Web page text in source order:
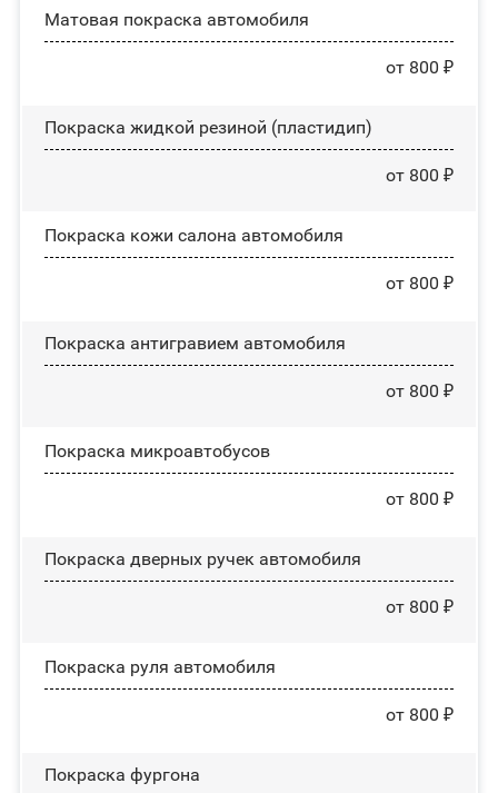
Матовая покраска автомобиля
от 800 ₽
Покраска жидкой резиной (пластидип)
от 800 ₽
Покраска кожи салона автомобиля
от 800 ₽
Покраска антигравием автомобиля
от 800 ₽
Покраска микроавтобусов
от 800 ₽
Покраска дверных ручек автомобиля
от 800 ₽
Покраска руля автомобиля
от 800 ₽
Покраска фургона